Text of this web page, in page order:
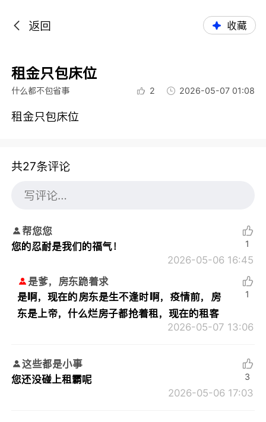
返回 收藏
租金只包床位
什么都不包省事 2 2026-05-07 01:08
租金只包床位
共27条评论
帮您您
您的忍耐是我们的福气！
2026-05-06 16:45
1
是爹，房东跪着求
是啊，现在的房东是生不逢时啊，疫情前，房
东是上帝，什么烂房子都抢着租，现在的租客
2026-05-07 13:06
1
这些都是小事
您还没碰上租霸呢
2026-05-06 17:03
3